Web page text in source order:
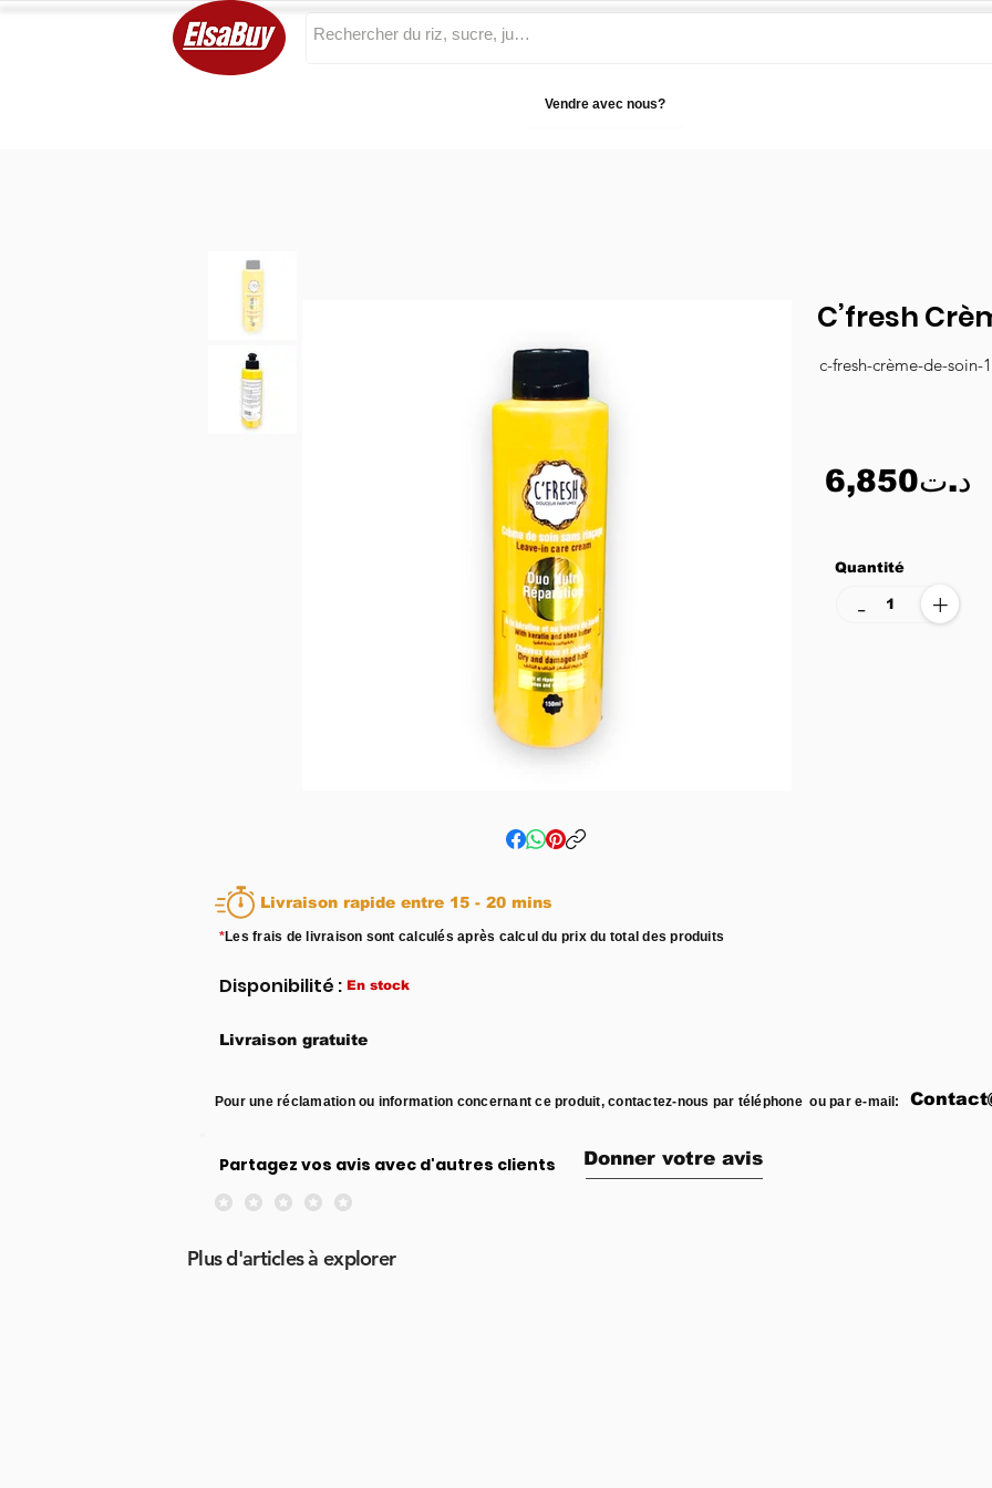
Vendre avec nous?
C’fresh
c-fresh-crème-de-soin-
6,850د.ت
Quantité
+
-
Livraison rapide entre 15 - 20 mins
*Les frais de livraison sont calculés après calcul du prix du total des produits
Disponibilité : En stock
Livraison gratuite
Pour une réclamation ou information concernant ce produit, contactez-nous par téléphone ou par e-mail:
Partagez vos avis avec d'autres clients Donner votre avis
Aucune note pour le moment
Plus d'articles à explorer